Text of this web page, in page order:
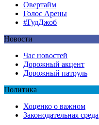
Овертайм
Голос Арены
#ГудДжоб
Новости
Час новостей
Дорожный акцент
Дорожный патруль
Политика
Хоценко о важном
Законодательная среда